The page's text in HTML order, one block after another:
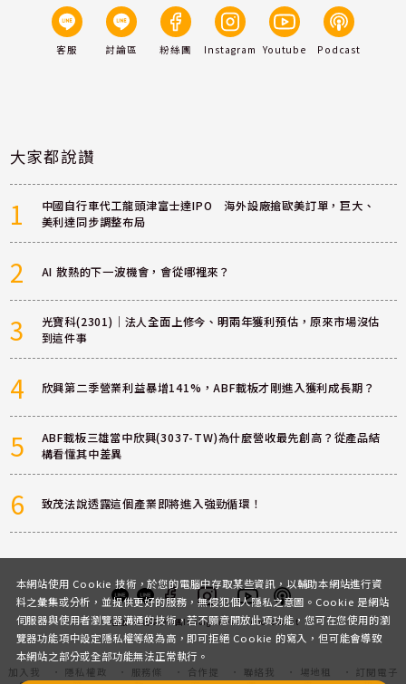
客服 討論區 粉絲團 Instagram Youtube Podcast
大家都說讚
1
中國自行車代工龍頭津富士達IPO 海外設廠搶歐美訂單，巨大、
美利達同步調整布局
2 AI 散熱的下一波機會，會從哪裡來？
3
光寶科(2301)｜法人全面上修今、明兩年獲利預估，原來市場沒估
到這件事
4 欣興第二季營業利益暴增141%，ABF載板才剛進入獲利成長期？
5
ABF載板三雄當中欣興(3037-TW)為什麼營收最先創高？從產品結
構看懂其中差異
6 致茂法說透露這個產業即將進入強勁循環！
客服 討論區粉絲團InstagramYoutubePodcast
加入我
隱私權政
服務條
合作提
聯絡我
場地租
訂閱電子
本網站使用 Cookie 技術，於您的電腦中存取某些資訊，以輔助本網站進行資
料之彙集或分析，並提供更好的服務，無侵犯個人隱私之意圖。Cookie 是網站
伺服器與使用者瀏覽器溝通的技術，若不願意開放此項功能，您可在您使用的瀏
覽器功能項中設定隱私權等級為高，即可拒絕 Cookie 的寫入，但可能會導致
本網站之部分或全部功能無法正常執行。